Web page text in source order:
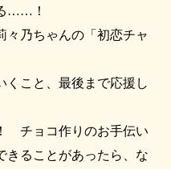
……！
乃ちゃんの「初恋チャ
こと、最後まで応援し
チョコ作りのお手伝い
ることがあったら、な